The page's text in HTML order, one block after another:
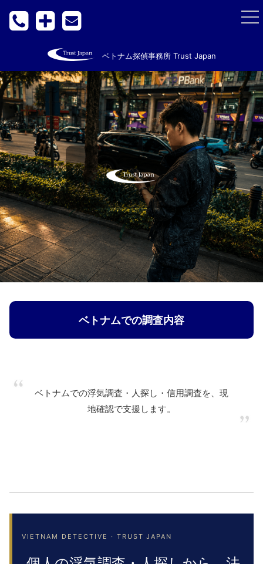
ベトナム探偵事務所 Trust Japan
ベトナムでの調査内容
ベトナムでの浮気調査・人探し・信用調査を、現
地確認で支援します。
VIETNAM DETECTIVE · TRUST JAPAN